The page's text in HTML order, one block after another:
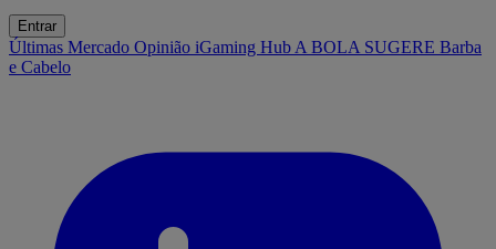
Entrar
Últimas Mercado Opinião iGaming Hub A BOLA SUGERE Barba
e Cabelo